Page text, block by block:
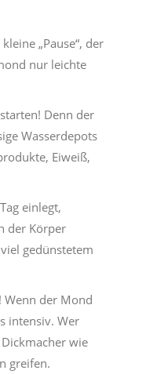
„Pause“, der
nur leichte
Denn der
Wasserdepots
Eiweiß,
einlegt,
der Körper
gedünstetem
Wenn der Mond
intensiv. Wer
wie
greifen.